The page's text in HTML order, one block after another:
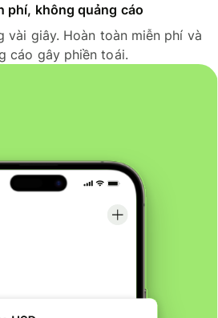
phí, không quảng cáo
vài giây. Hoàn toàn miễn phí và
cáo gây phiền toái.